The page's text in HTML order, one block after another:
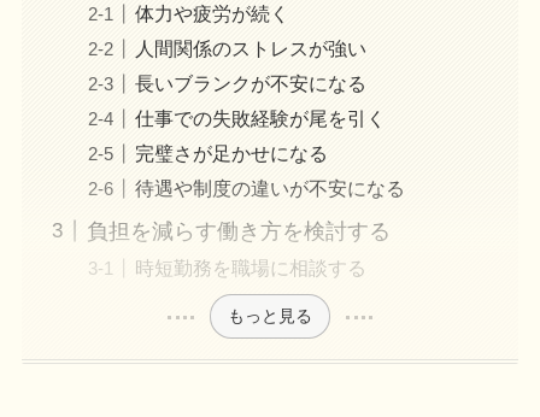
体力や疲労が続く
人間関係のストレスが強い
長いブランクが不安になる
仕事での失敗経験が尾を引く
完璧さが足かせになる
待遇や制度の違いが不安になる
負担を減らす働き方を検討する
時短勤務を職場に相談する
もっと見る